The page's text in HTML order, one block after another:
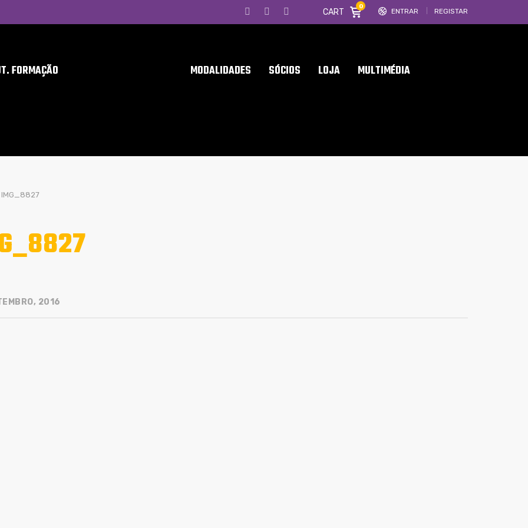
ENTRAR REGISTAR
CART
0
FORMAÇÃO MODALIDADES SÓCIOS LOJA MULTIMÉDIA
IMG_8827
2016